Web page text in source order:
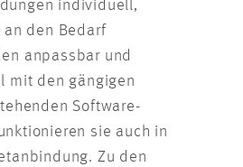
individuell,
den Bedarf
anpassbar und
mit den gängigen
Software-
sie auch in
Zu den